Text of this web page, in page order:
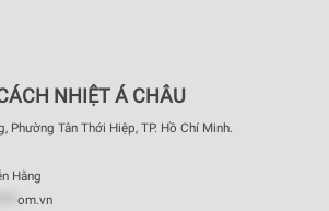
NHIỆT Á CHÂU
Phường Tân Thới Hiệp, TP. Hồ Chí Minh.
Hằng
om.vn